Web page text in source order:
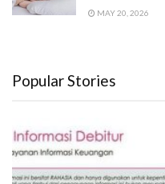
MAY 20, 2026
Popular Stories